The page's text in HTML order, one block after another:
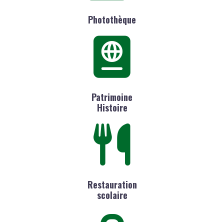
Photothèque
Patrimoine
Histoire
Restauration
scolaire